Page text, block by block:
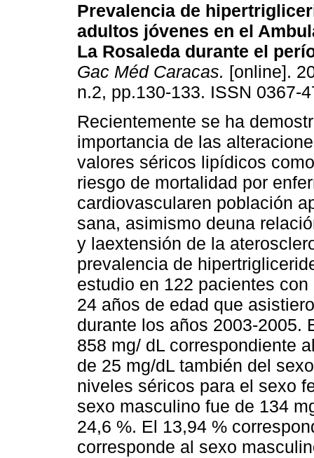
Prevalencia de
adultos jóvenes en el
La Rosaleda durante el
Gac Méd Caracas. [online].
n.2, pp.130-133. ISSN 0367-
Recientemente se ha
importancia de las
valores séricos lipídicos
riesgo de mortalidad por
cardiovascularen población
sana, asimismo deuna
y laextensión de la
prevalencia de
estudio en 122 pacientes
24 años de edad que
durante los años 2003-2005.
858 mg/ dL correspondiente
de 25 mg/dL también del
niveles séricos para el sexo
sexo masculino fue de 134
24,6 %. El 13,94 %
corresponde al sexo